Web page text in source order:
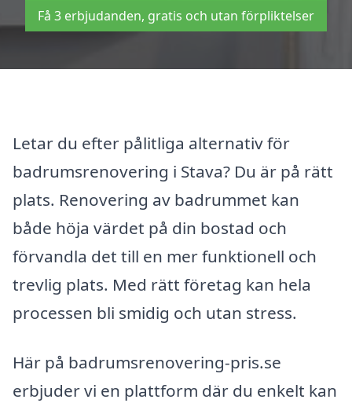
Få 3 erbjudanden, gratis och utan förpliktelser
Letar du efter pålitliga alternativ för
badrumsrenovering i Stava? Du är på rätt
plats. Renovering av badrummet kan
både höja värdet på din bostad och
förvandla det till en mer funktionell och
trevlig plats. Med rätt företag kan hela
processen bli smidig och utan stress.
Här på badrumsrenovering-pris.se
erbjuder vi en plattform där du enkelt kan